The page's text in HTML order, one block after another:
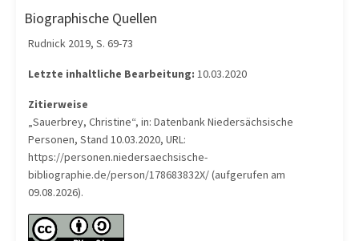
Biographische Quellen
Rudnick 2019, S. 69-73
Letzte inhaltliche Bearbeitung: 10.03.2020
Zitierweise
„Sauerbrey, Christine“, in: Datenbank Niedersächsische
Personen, Stand 10.03.2020, URL:
https://personen.niedersaechsische-
bibliographie.de/person/178683832X/ (aufgerufen am
09.08.2026).